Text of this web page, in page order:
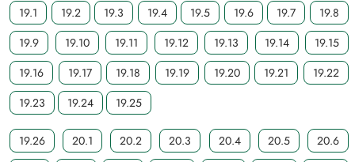
19.1 19.2 19.3 19.4 19.5 19.6 19.7
19.8
19.9
19.10 19.11 19.12 19.13 19.14
19.15
19.16
19.17 19.18 19.19 19.20 19.21
19.22
19.23
19.24 19.25
19.26 20.1 20.2 20.3 20.4 20.5
20.6